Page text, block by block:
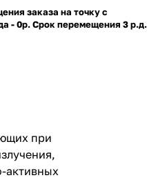
заказа на точку с
- 0р. Срок перемещения 3 р.д.
при
активных